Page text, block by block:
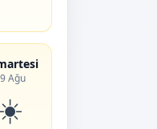
Ağu